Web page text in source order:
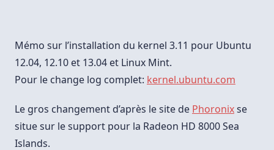
Ubuntu
Et
Mémo sur l’installation du kernel 3.11 pour Ubuntu
12.04, 12.10 et 13.04 et Linux Mint.
Pour le change log complet: kernel.ubuntu.com
Le gros changement d’après le site de Phoronixse
situe sur le support pour la Radeon HD 8000 Sea
Islands.